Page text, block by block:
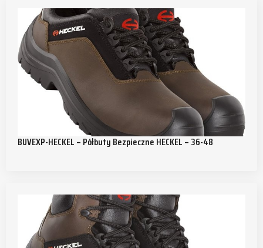
BUVEXP-HECKEL – Półbuty Bezpieczne HECKEL – 36-48